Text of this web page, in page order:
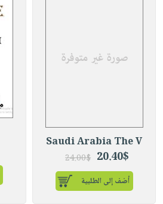
Saudi Arabia The V
20.40$
24.00$
أضف إلى الطلبية